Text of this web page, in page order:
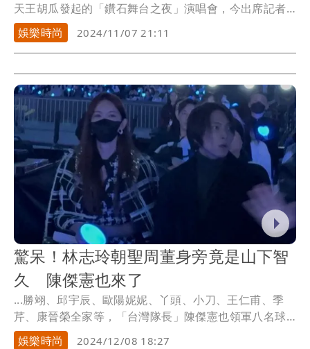
天王胡瓜發起的「鑽石舞台之夜」演唱會，今出席記者
會造...
娛樂時尚 2024/11/07 21:11
驚呆！林志玲朝聖周董身旁竟是山下智
久 陳傑憲也來了
...勝翊、邱宇辰、歐陽妮妮、丫頭、小刀、王仁甫、季
芹、康晉榮全家等，「台灣隊長」陳傑憲也領軍八名球
員現身...
娛樂時尚 2024/12/08 18:27